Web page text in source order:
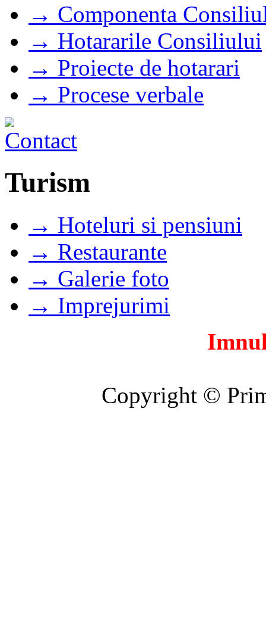
→ Componenta
→ Hotararile Consiliului
→ Proiecte de hotarari
→ Procese verbale
Turism
→ Hoteluri si pensiuni
→ Restaurante
→ Galerie foto
→ Imprejurimi
Copyright ©